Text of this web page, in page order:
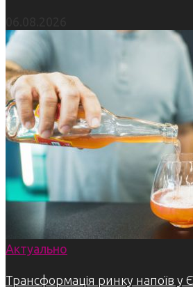
Актуально
Трансформація ринку напоїв у